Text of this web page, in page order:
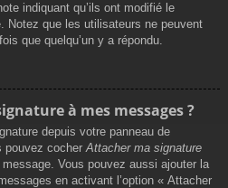
indiquant qu’ils ont modifié le
Notez que les utilisateurs ne peuvent
que quelqu’un y a répondu.
à mes messages ?
depuis votre panneau de
pouvez cocher Attacher ma signature
Vous pouvez aussi ajouter la
en activant l’option « Attacher